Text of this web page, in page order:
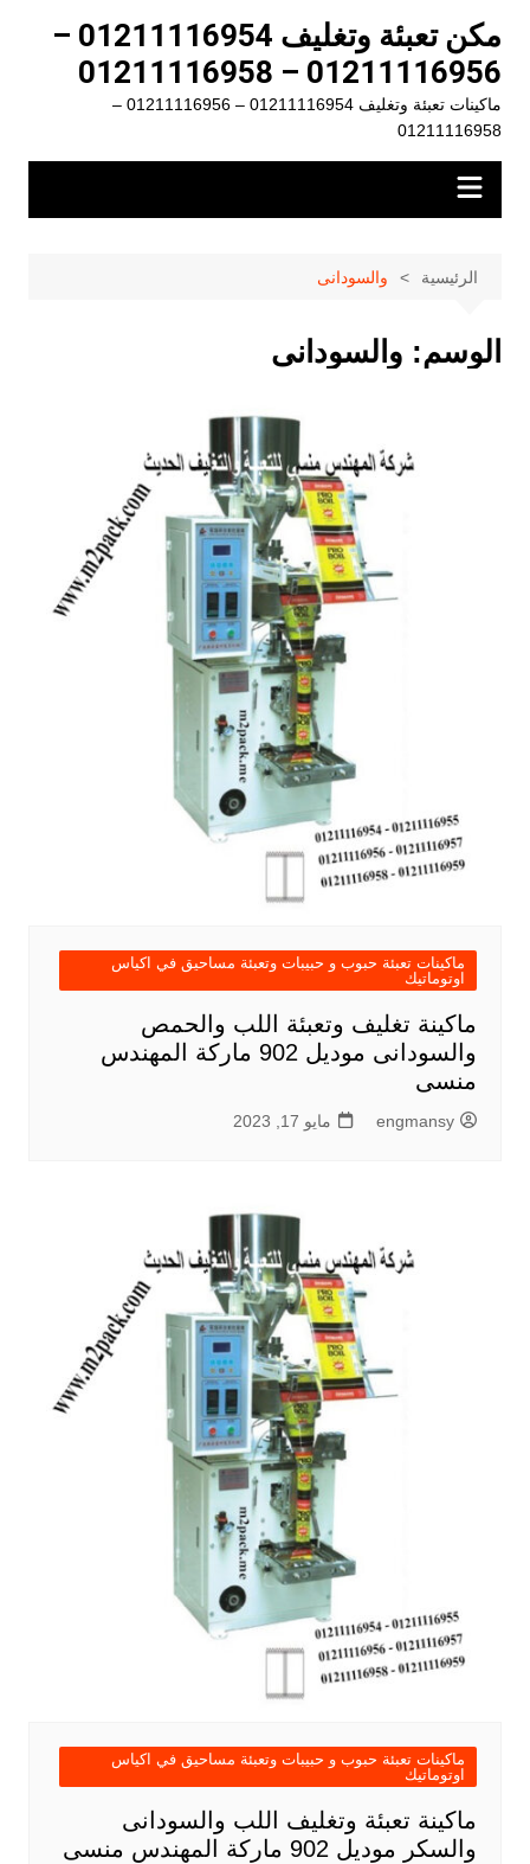
المحتوى
مكن تعبئة وتغليف 01211116954 –
01211116956 – 01211116958
ماكينات تعبئة وتغليف 01211116954 – 01211116956 –
01211116958
الرئيسية والسودانى
الوسم: والسودانى
ماكينات تعبئة حبوب و حبيبات وتعبئة مساحيق في اكياس
اوتوماتيك
ماكينة تغليف وتعبئة اللب والحمص
والسودانى موديل 902 ماركة المهندس
منسى
engmansy مايو 17, 2023
ماكينات تعبئة حبوب و حبيبات وتعبئة مساحيق في اكياس
اوتوماتيك
ماكينة تعبئة وتغليف اللب والسودانى
والسكر موديل 902 ماركة المهندس منسى